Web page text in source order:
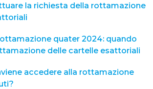
la richiesta della rottamazione
quater​ 2024: quando
delle cartelle esattoriali
accedere alla rottamazione